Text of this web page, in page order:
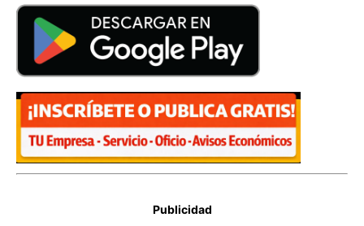
Publicidad